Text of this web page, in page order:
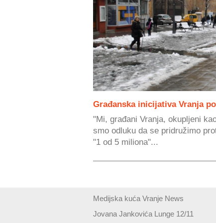
Građanska inicijativa Vranja
"Mi, građani Vranja, okupljeni
smo odluku da se pridružimo
"1 od 5 miliona"...
Medijska kuća Vranje News
Jovana Jankovića Lunge 12/11